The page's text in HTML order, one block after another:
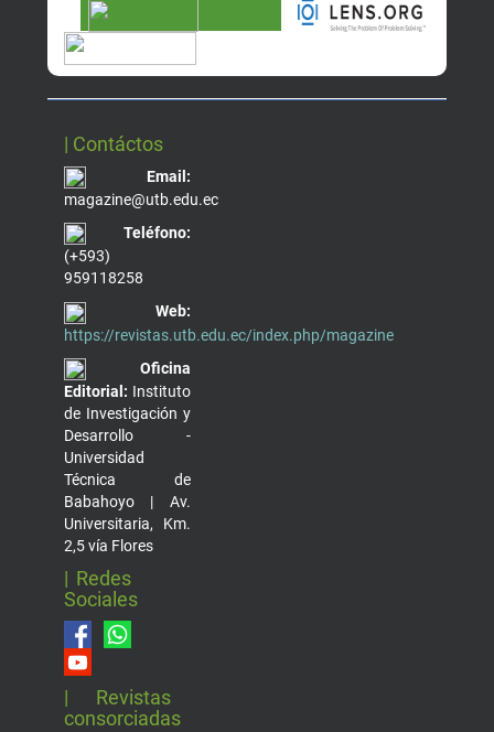
| Contáctos
Email:
magazine@utb.edu.ec
Teléfono:
(+593)
959118258
Web:
https://revistas.utb.edu.ec/index.php/magazine
Oficina
Editorial: Instituto
de Investigación y
Desarrollo -
Universidad
Técnica de
Babahoyo | Av.
Universitaria, Km.
2,5 vía Flores
| Redes
Sociales
| Revistas
consorciadas